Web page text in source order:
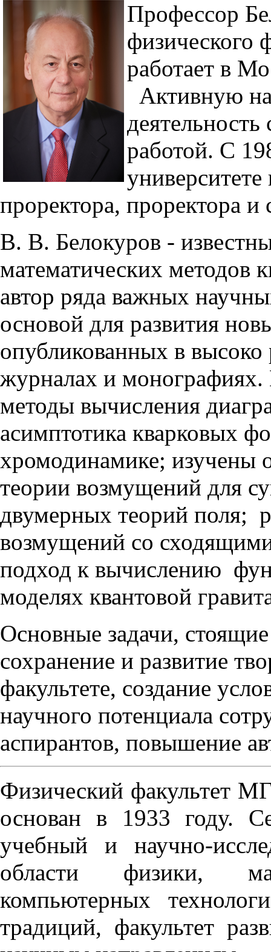
Профессор
физического
работает в
Активную
работой. С
университете
проректора, проректора и
В. В. Белокуров -
математических методов
автор ряда важных
основой для развития
опубликованных в
журналах и
методы вычисления
асимптотика кварковых
хромодинамике; изучены
теории возмущений для
двумерных теорий поля;
возмущений со
подход к вычислению
моделях квантовой
Основные задачи,
сохранение и развитие
факультете, создание
научного потенциала
аспирантов, повышение
Физический факультет
основан в 1933 году.
учебный и научно-
области физики,
компьютерных
традиций, факультет